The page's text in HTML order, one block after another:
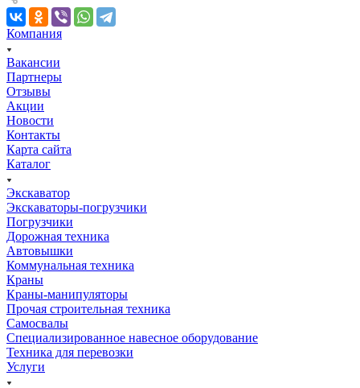
Компания
Вакансии
Партнеры
Отзывы
Акции
Новости
Контакты
Карта сайта
Каталог
Экскаватор
Экскаваторы-погрузчики
Погрузчики
Дорожная техника
Автовышки
Коммунальная техника
Краны
Краны-манипуляторы
Прочая строительная техника
Самосвалы
Специализированное навесное оборудование
Техника для перевозки
Услуги